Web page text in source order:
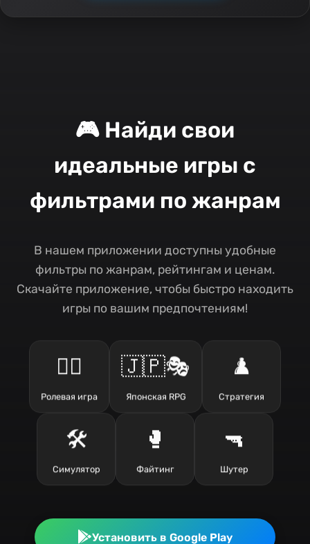
🎮 Найди свои
идеальные игры с
фильтрами по жанрам
В нашем приложении доступны удобные
фильтры по жанрам, рейтингам и ценам.
Скачайте приложение, чтобы быстро находить
игры по вашим предпочтениям!
🧙‍♂️
Ролевая игра
🇯🇵🎭
Японская RPG
♟️
Стратегия
🛠️
Симулятор
🥊
Файтинг
🔫
Шутер
Установить в Google Play